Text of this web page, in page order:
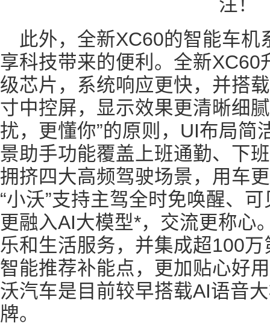
此外，全新XC60的智能车
享科技带来的便利。全新XC60
级芯片，系统响应更快，并搭
寸中控屏，显示效果更清晰细
扰，更懂你”的原则，UI布局简
景助手功能覆盖上班通勤、下
拥挤四大高频驾驶场景，用车
“小沃”支持主驾全时免唤醒、
更融入AI大模型*，交流更称心
乐和生活服务，并集成超100
智能推荐补能点，更加贴心好
沃汽车是目前较早搭载AI语音
牌。